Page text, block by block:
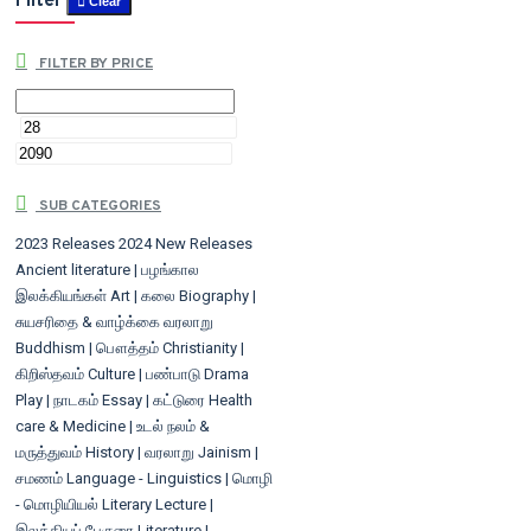
FILTER BY PRICE
SUB CATEGORIES
2023 Releases 2024 New Releases
Ancient literature | பழங்கால
இலக்கியங்கள் Art | கலை Biography |
சுயசரிதை & வாழ்க்கை வரலாறு
Buddhism | பௌத்தம் Christianity |
கிறிஸ்தவம் Culture | பண்பாடு Drama
Play | நாடகம் Essay | கட்டுரை Health
care & Medicine | உடல் நலம் &
மருத்துவம் History | வரலாறு Jainism |
சமணம் Language - Linguistics | மொழி
- மொழியியல் Literary Lecture |